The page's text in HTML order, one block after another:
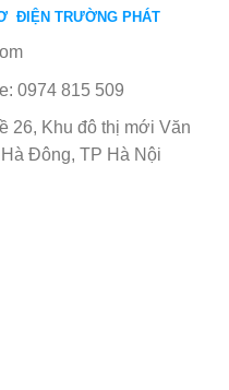
ĐIỆN TRƯỜNG PHÁT
0974 815 509
26, Khu đô thị mới Văn
Đông, TP Hà Nội